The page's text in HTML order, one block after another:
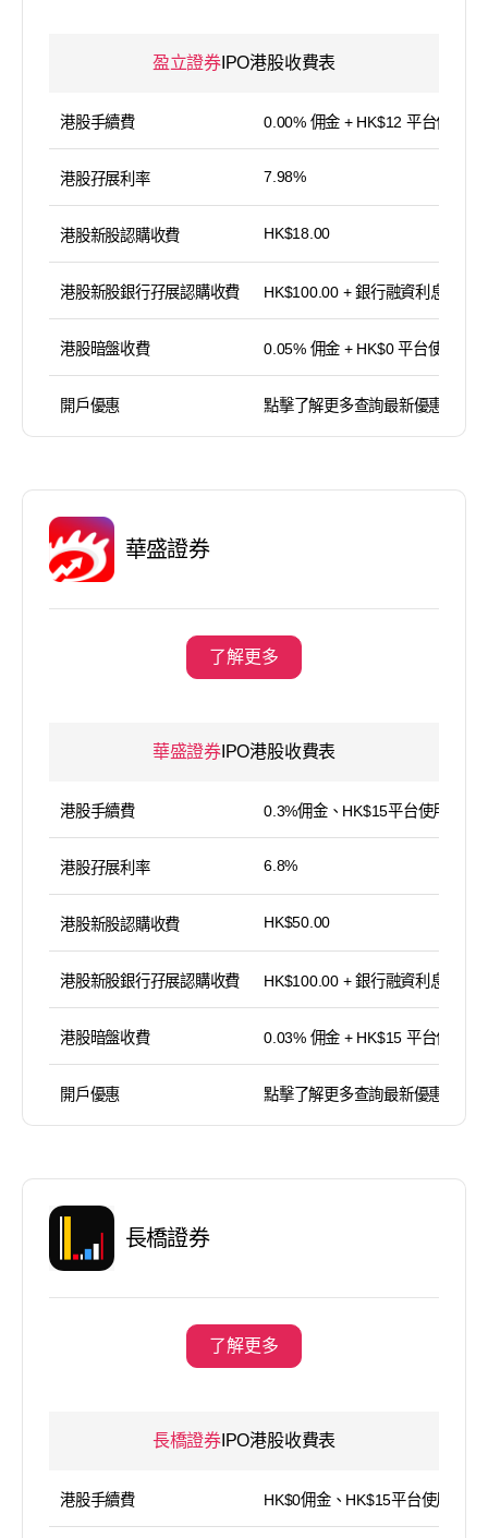
盈立證券IPO港股收費表
港股手續費 0.00% 佣金 + HK$12 平台使用費
港股孖展利率 7.98%
港股新股認購收費 HK$18.00
港股新股銀行孖展認購收費 HK$100.00 + 銀行融資利息
港股暗盤收費 0.05% 佣金 + HK$0 平台使用費
開戶優惠 點擊了解更多查詢最新優惠
華盛證券
了解更多
華盛證券IPO港股收費表
港股手續費 0.3%佣金、HK$15平台使用費
港股孖展利率 6.8%
港股新股認購收費 HK$50.00
港股新股銀行孖展認購收費 HK$100.00 + 銀行融資利息
港股暗盤收費 0.03% 佣金 + HK$15 平台使用費
開戶優惠 點擊了解更多查詢最新優惠
長橋證券
了解更多
長橋證券IPO港股收費表
港股手續費 HK$0佣金、HK$15平台使用費